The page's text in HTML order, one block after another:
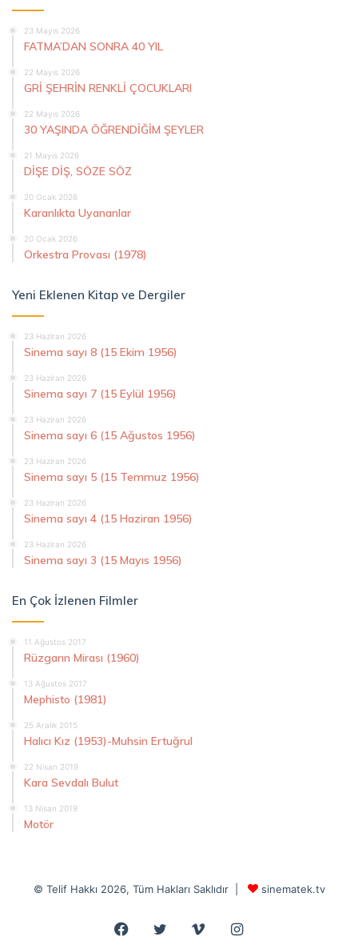
23 Mayıs 2026
FATMA’DAN SONRA 40 YIL
22 Mayıs 2026
GRİ ŞEHRİN RENKLİ ÇOCUKLARI
22 Mayıs 2026
30 YAŞINDA ÖĞRENDİĞİM ŞEYLER
21 Mayıs 2026
DİŞE DİŞ, SÖZE SÖZ
20 Ocak 2026
Karanlıkta Uyananlar
20 Ocak 2026
Orkestra Provası (1978)
Yeni Eklenen Kitap ve Dergiler
23 Haziran 2026
Sinema sayı 8 (15 Ekim 1956)
23 Haziran 2026
Sinema sayı 7 (15 Eylül 1956)
23 Haziran 2026
Sinema sayı 6 (15 Ağustos 1956)
23 Haziran 2026
Sinema sayı 5 (15 Temmuz 1956)
23 Haziran 2026
Sinema sayı 4 (15 Haziran 1956)
23 Haziran 2026
Sinema sayı 3 (15 Mayıs 1956)
En Çok İzlenen Filmler
11 Ağustos 2017
Rüzgarın Mirası (1960)
13 Ağustos 2017
Mephisto (1981)
25 Aralık 2015
Halıcı Kız (1953)-Muhsin Ertuğrul
22 Nisan 2019
Kara Sevdalı Bulut
13 Nisan 2019
Motör
© Telif Hakkı 2026, Tüm Hakları Saklıdır | sinematek.tv
Facebook
Twitter VimeoInstagram